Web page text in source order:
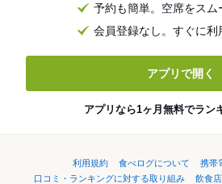
予約も簡単。空席をスム
会員登録なし。すぐに利
アプリで開く
アプリなら1ヶ月無料でラン
利用規約 食べログについて
携帯
口コミ・ランキングに対する取り組み
飲食